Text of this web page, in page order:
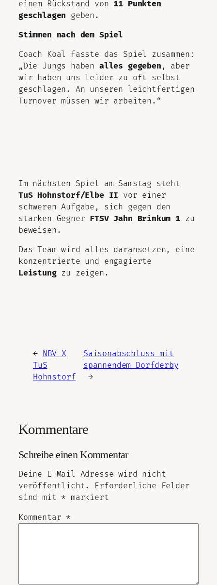
einem Rückstand von 11 Punkten
geschlagen geben.
Stimmen nach dem Spiel
Coach Koal fasste das Spiel zusammen:
„Die Jungs haben alles gegeben , aber
wir haben uns leider zu oft selbst
geschlagen. An unseren leichtfertigen
Turnover müssen wir arbeiten.“
Im nächsten Spiel am Samstag steht
TuS Hohnstorf/Elbe II vor einer
schweren Aufgabe, sich gegen den
starken Gegner FTSV Jahn Brinkum 1zu
beweisen.
Das Team wird alles daransetzen, eine
konzentrierte und engagierte
Leistung zu zeigen.
← NBV X
TuS
Hohnstorf
Saisonabschluss mit
spannendem Dorfderby
→
Kommentare
Schreibe einen Kommentar
Deine E-Mail-Adresse wird nicht
veröffentlicht.
Erforderliche Felder
sind mit * markiert
Kommentar *